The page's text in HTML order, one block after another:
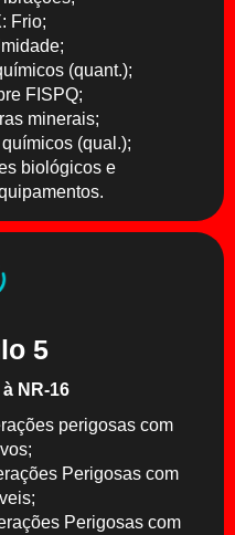
Frio;
(quant.);
FISPQ;
minerais;
(qual.);
biológicos e
5
NR-16
perigosas com
Perigosas com
Perigosas com